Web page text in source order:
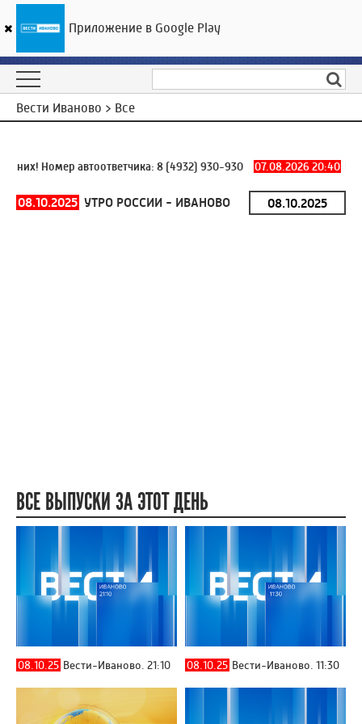
ГТРК «Ивтелерадио»
Вести Иваново > Все
них! Номер автоответчика:8 (4932) 930-930 07.08.2026 20:40 В
08.10.2025 УТРО РОССИИ - ИВАНОВО
ВСЕ ВЫПУСКИ ЗА ЭТОТ ДЕНЬ
08.10.25 Вести-Иваново. 21:10 08.10.25 Вести-Иваново. 11:30
Приложение в Google Play